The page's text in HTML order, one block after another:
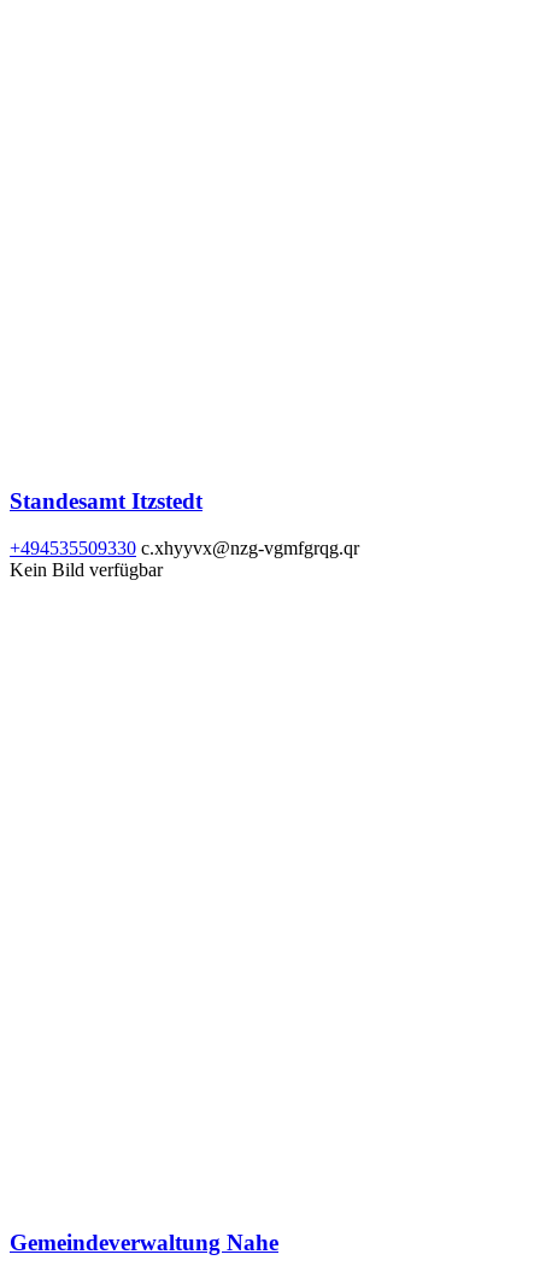
Standesamt Itzstedt
+494535509330 c.xhyyvx@nzg-vgmfgrqg.qr
Kein Bild verfügbar
Gemeindeverwaltung Nahe